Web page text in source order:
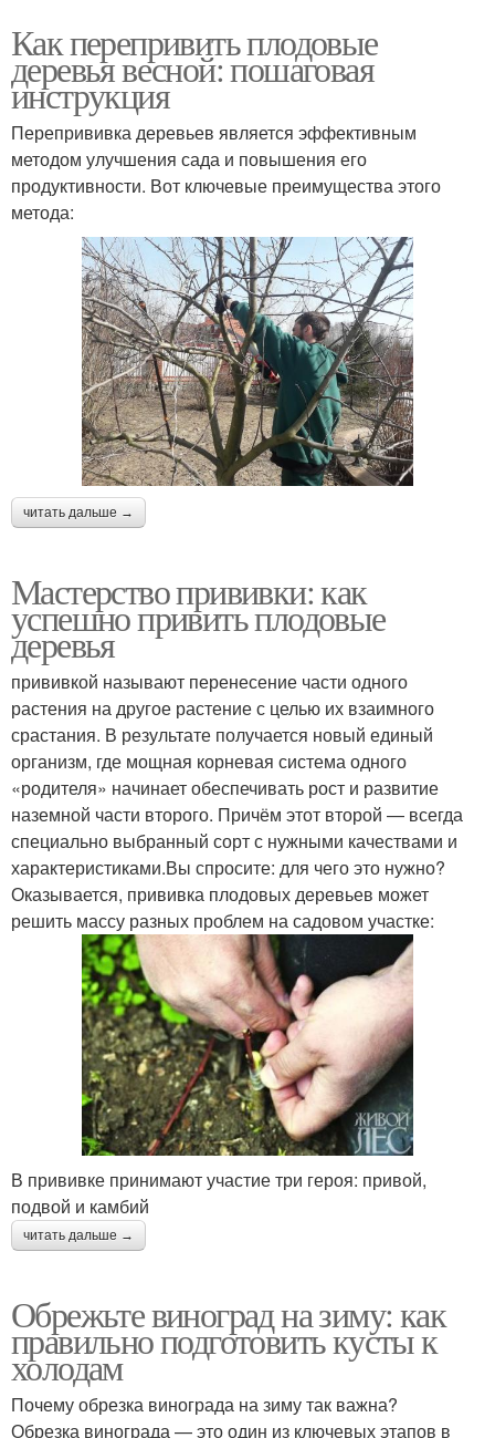
Как перепривить плодовые
деревья весной: пошаговая
инструкция
Перепрививка деревьев является эффективным
методом улучшения сада и повышения его
продуктивности. Вот ключевые преимущества этого
метода:
читать дальше →
Мастерство прививки: как
успешно привить плодовые
деревья
прививкой называют перенесение части одного
растения на другое растение с целью их взаимного
срастания. В результате получается новый единый
организм, где мощная корневая система одного
«родителя» начинает обеспечивать рост и развитие
наземной части второго. Причём этот второй — всегда
специально выбранный сорт с нужными качествами и
характеристиками.Вы спросите: для чего это нужно?
Оказывается, прививка плодовых деревьев может
решить массу разных проблем на садовом участке:
В прививке принимают участие три героя: привой,
подвой и камбий
читать дальше →
Обрежьте виноград на зиму: как
правильно подготовить кусты к
холодам
Почему обрезка винограда на зиму так важна?
Обрезка винограда — это один из ключевых этапов в